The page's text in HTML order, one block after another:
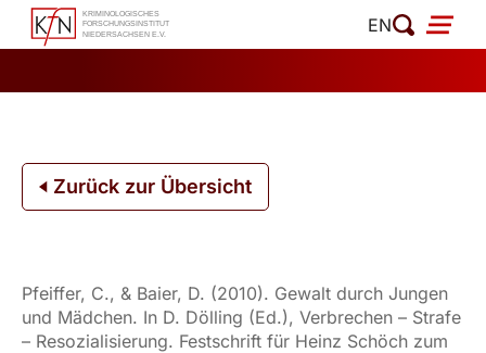
Zum
Inhalt
EN
Zurück zur Übersicht
Pfeiffer, C., & Baier, D. (2010). Gewalt durch Jungen
und Mädchen. In D. Dölling (Ed.), Verbrechen – Strafe
– Resozialisierung. Festschrift für Heinz Schöch zum